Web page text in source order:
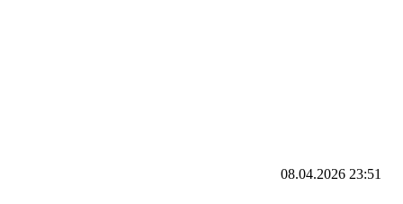
08.04.2026 23:51